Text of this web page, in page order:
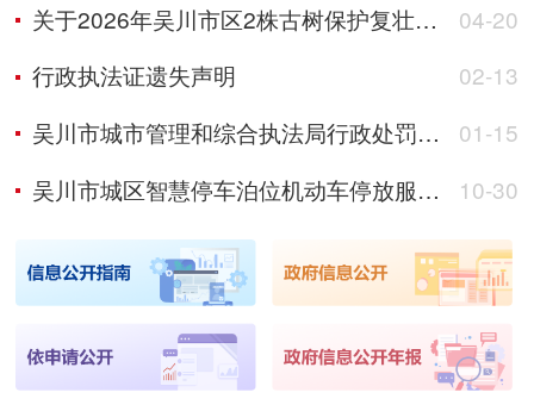
关于2026年吴川市区2株古树保护复壮项目的采购公告
04-20
行政执法证遗失声明
02-13
吴川市城市管理和综合执法局行政处罚听证公告
01-15
吴川市城区智慧停车泊位机动车停放服务收费标准方案社会稳定风险分析征求公众意见公示
10-30